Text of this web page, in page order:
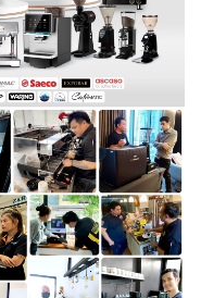
ใจด้วยช่างซ่อม
ำนาญ ที่จะช่วยซ่อม
ร้อมใช้งาน โดย
เพื่ออำนวยความ
ซ่อมเครื่องชงกาแฟ
าถึงศูนย์บริการ เรา
ะแจ้งกลับโดยเร็ว